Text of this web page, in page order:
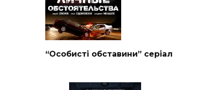
“Особисті обставини” серіал